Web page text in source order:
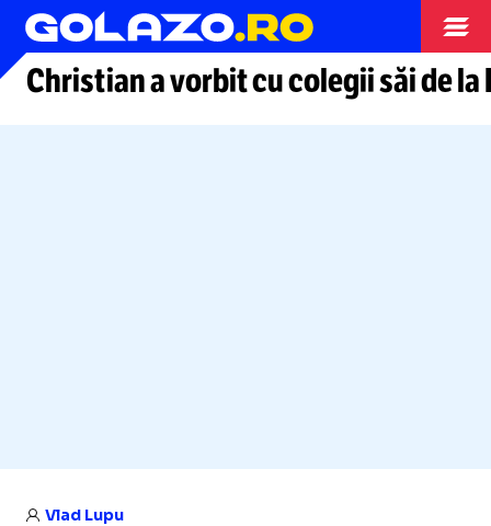
Arhiva fotbal
Christian a vorbit cu colegii săi de
Vlad Lupu